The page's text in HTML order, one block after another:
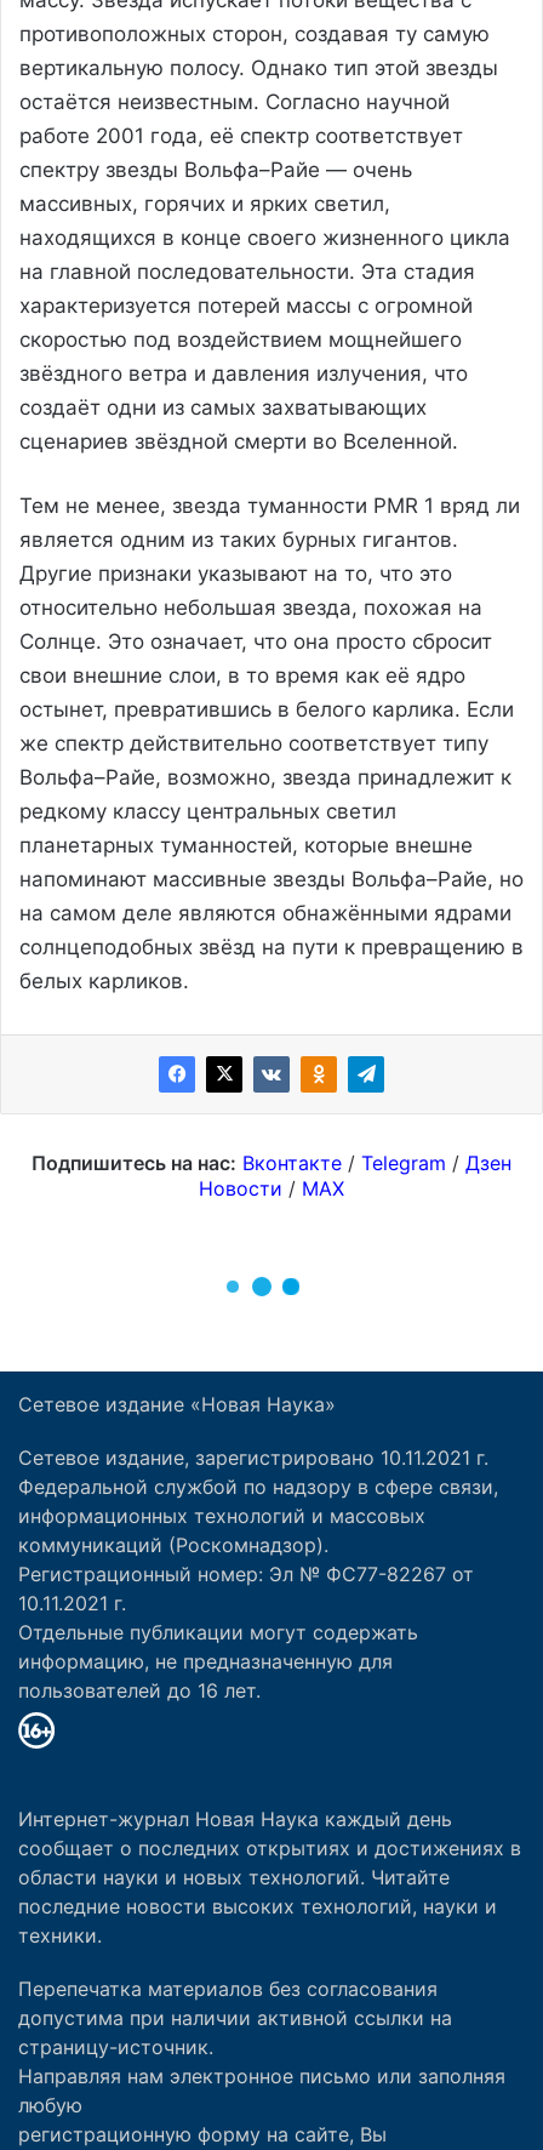
Сетевое издание «Новая Наука»
Сетевое издание, зарегистрировано 10.11.2021 г.
Федеральной службой по надзору в сфере связи,
информационных технологий и массовых
коммуникаций (Роскомнадзор).
Регистрационный номер: Эл № ФС77-82267 от
10.11.2021 г.
Отдельные публикации могут содержать
информацию, не предназначенную для
пользователей до 16 лет.
Интернет-журнал Новая Наука каждый день
сообщает о последних открытиях и достижениях в
области науки и новых технологий. Читайте
последние новости высоких технологий, науки и
техники.
Перепечатка материалов без согласования
допустима при наличии активной ссылки на
страницу-источник.
Направляя нам электронное письмо или заполняя
любую
регистрационную форму на сайте, Вы